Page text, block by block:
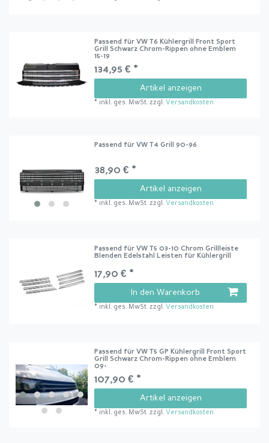
Passend für VW T6 Kühlergrill Front Sport
Grill Schwarz Chrom-Rippen ohne Emblem
15-19
134,95 € *
Artikel anzeigen
* inkl. ges. MwSt. zzgl. Versandkosten
Passend für VW T4 Grill 90-96
38,90 € *
Artikel anzeigen
* inkl. ges. MwSt. zzgl. Versandkosten
Passend für VW T5 03-10 Chrom Grillleiste
Blenden Edelstahl Leisten für Kühlergrill
17,90 € *
In den Warenkorb
* inkl. ges. MwSt. zzgl. Versandkosten
Passend für VW T5 GP Kühlergrill Front Sport
Grill Schwarz Chrom-Rippen ohne Emblem
09-
107,90 € *
Artikel anzeigen
* inkl. ges. MwSt. zzgl. Versandkosten